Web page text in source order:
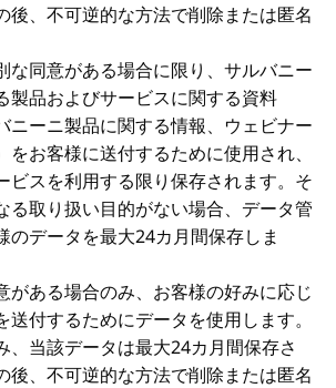
後、不可逆的な方法で削除または匿名
な同意がある場合に限り、サルバニー
製品およびサービスに関する資料
ニーニ製品に関する情報、ウェビナー
をお客様に送付するために使用され、
ビスを利用する限り保存されます。そ
る取り扱い目的がない場合、データ管
のデータを最大24カ月間保存しま
がある場合のみ、お客様の好みに応じ
送付するためにデータを使用します。
、当該データは最大24カ月間保存さ
後、不可逆的な方法で削除または匿名